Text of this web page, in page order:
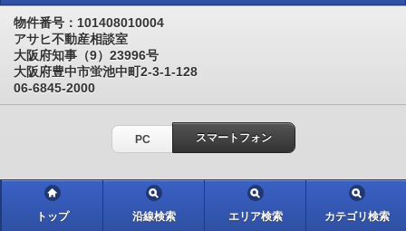
物件番号：101408010004
アサヒ不動産相談室
大阪府知事（9）23996号
大阪府豊中市蛍池中町2-3-1-128
06-6845-2000
PC スマートフォン
トップ 沿線検索 エリア検索 カテゴリ検索